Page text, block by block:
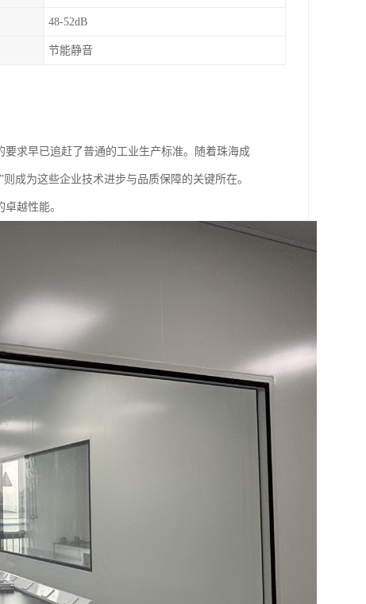
48-52dB
节能静音
求早已追赶了普通的工业生产标准。随着珠海成
成为这些企业技术进步与品质保障的关键所在。
越性能。